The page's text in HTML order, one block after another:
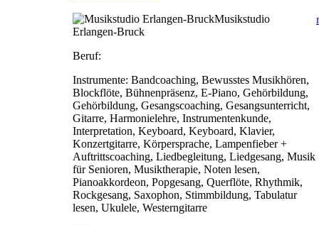
Musikstudio
Erlangen-Bruck
Beruf:
Instrumente: Bandcoaching, Bewusstes Musikhören,
Blockflöte, Bühnenpräsenz, E-Piano, Gehörbildung,
Gehörbildung, Gesangscoaching, Gesangsunterricht,
Gitarre, Harmonielehre, Instrumentenkunde,
Interpretation, Keyboard, Keyboard, Klavier,
Konzertgitarre, Körpersprache, Lampenfieber +
Auftrittscoaching, Liedbegleitung, Liedgesang, Musik
für Senioren, Musiktherapie, Noten lesen,
Pianoakkordeon, Popgesang, Querflöte, Rhythmik,
Rockgesang, Saxophon, Stimmbildung, Tabulatur
lesen, Ukulele, Westerngitarre